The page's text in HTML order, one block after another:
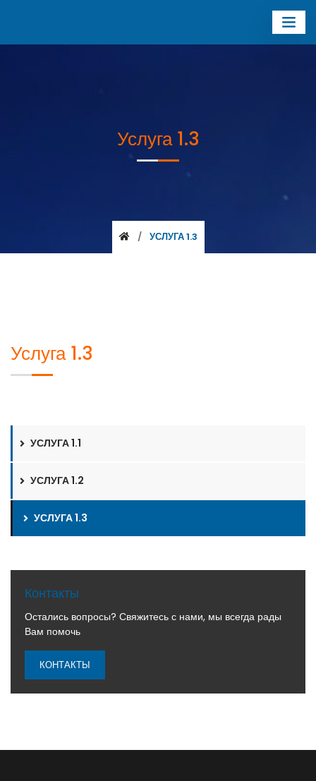
Услуга 1.3
УСЛУГА 1.3
Услуга 1.3
УСЛУГА 1.1
УСЛУГА 1.2
УСЛУГА 1.3
Контакты
Остались вопросы? Свяжитесь с нами, мы всегда рады
Вам помочь
КОНТАКТЫ